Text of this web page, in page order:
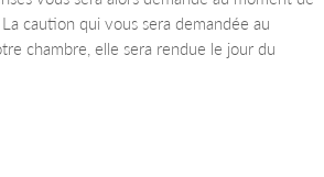
caution qui vous sera demandée au
chambre, elle sera rendue le jour du